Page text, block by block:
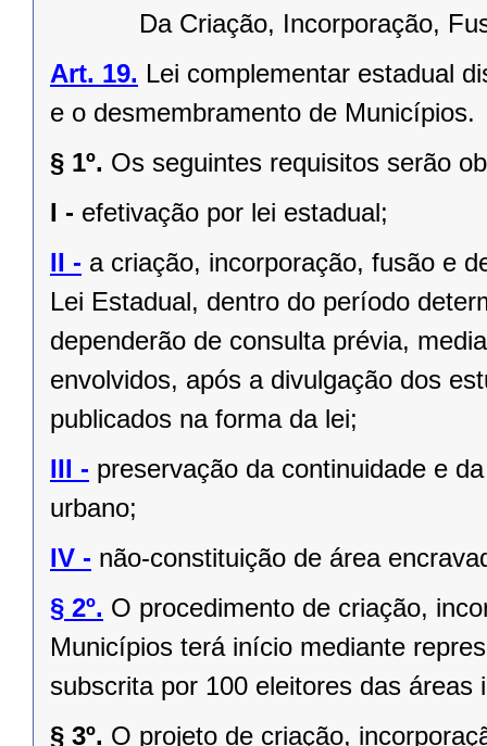
Da Criação, Incorporação,
Art. 19. Lei complementar estadual
e o desmembramento de Municípios.
§ 1º. Os seguintes requisitos serão
I - efetivação por lei estadual;
II - a criação, incorporação, fusão e
Lei Estadual, dentro do período
dependerão de consulta prévia,
envolvidos, após a divulgação dos
publicados na forma da lei;
III - preservação da continuidade e
urbano;
IV - não-constituição de área
§ 2º. O procedimento de criação,
Municípios terá início mediante
subscrita por 100 eleitores das
§ 3º. O projeto de criação,